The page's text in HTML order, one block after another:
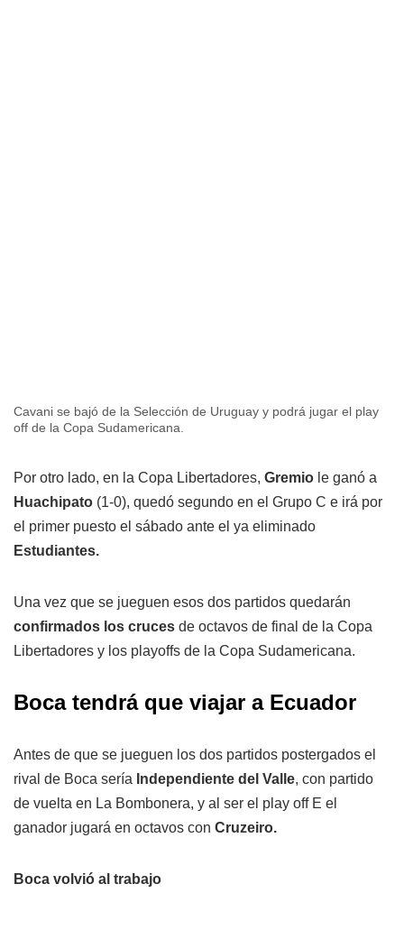
Cavani se bajó de la Selección de Uruguay y podrá jugar el play
off de la Copa Sudamericana.
Por otro lado, en la Copa Libertadores, Gremio le ganó a
Huachipato (1-0), quedó segundo en el Grupo C e irá por
el primer puesto el sábado ante el ya eliminado
Estudiantes.
Una vez que se jueguen esos dos partidos quedarán
confirmados los cruces de octavos de final de la Copa
Libertadores y los playoffs de la Copa Sudamericana.
Boca tendrá que viajar a Ecuador
Antes de que se jueguen los dos partidos postergados el
rival de Boca sería Independiente del Valle, con partido
de vuelta en La Bombonera, y al ser el play off E el
ganador jugará en octavos con Cruzeiro.
Boca volvió al trabajo